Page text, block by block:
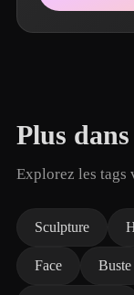
Plus
Explorez les tags
Sculpture
Face Buste